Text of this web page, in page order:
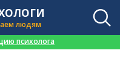
людям
психолога